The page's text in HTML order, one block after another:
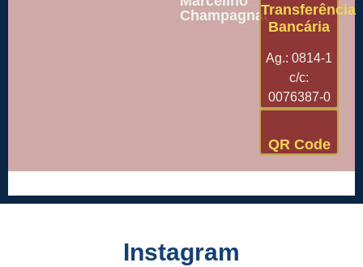
ChampagnatTransferência
Bancária
Ag.: 0814-1
c/c:
0076387-0
QR Code
Instagram